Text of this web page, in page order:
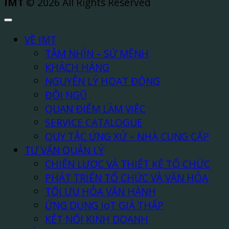
VỀ IMT
TẦM NHÌN – SỨ MỆNH
KHÁCH HÀNG
NGUYÊN LÝ HOẠT ĐỘNG
ĐỘI NGŨ
QUAN ĐIỂM LÀM VIỆC
SERVICE CATALOGUE
QUY TẮC ỨNG XỬ – NHÀ CUNG CẤP
TƯ VẤN QUẢN LÝ
CHIẾN LƯỢC VÀ THIẾT KẾ TỔ CHỨC
PHÁT TRIỂN TỔ CHỨC VÀ VĂN HÓA
TỐI ƯU HÓA VẬN HÀNH
ỨNG DỤNG IoT GIÁ THẤP
KẾT NỐI KINH DOANH